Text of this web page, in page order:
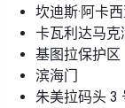
坎迪斯·阿卡
卡瓦利达马克
基图拉保护区
滨海门
朱美拉码头 3